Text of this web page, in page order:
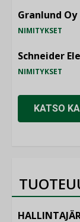
Granlund Oy
NIMITYKSET
Schneider
NIMITYKSET
KATSO